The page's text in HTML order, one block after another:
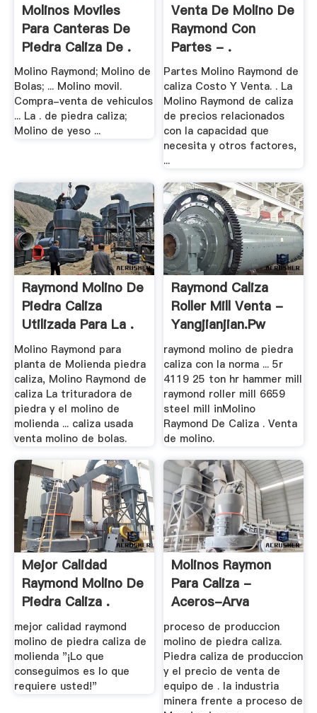
Molinos Moviles
Para Canteras De
Piedra Caliza De .
Molino Raymond; Molino de
Bolas; ... Molino movil.
Compra-venta de vehiculos
... La . de piedra caliza;
Molino de yeso ...
Venta De Molino De
Raymond Con
Partes - .
Partes Molino Raymond de
caliza Costo Y Venta. . La
Molino Raymond de caliza
de precios relacionados
con la capacidad que
necesita y otros factores,
...
Raymond Molino De
Piedra Caliza
Utilizada Para La .
Molino Raymond para
planta de Molienda piedra
caliza, Molino Raymond de
caliza La trituradora de
piedra y el molino de
molienda ... caliza usada
venta molino de bolas.
Raymond Caliza
Roller Mill Venta -
Yangjianjian.pw
raymond molino de piedra
caliza con la norma ... 5r
4119 25 ton hr hammer mill
raymond roller mill 6659
steel mill inMolino
Raymond De Caliza . Venta
de molino.
Mejor Calidad
Raymond Molino De
Piedra Caliza .
mejor calidad raymond
molino de piedra caliza de
molienda "¡Lo que
conseguimos es lo que
requiere usted!"
Molinos Raymon
Para Caliza -
Aceros-Arva
proceso de produccion
molino de piedra caliza.
Piedra caliza de produccion
y el precio de venta de
equipo de . la industria
minera frente a proceso de